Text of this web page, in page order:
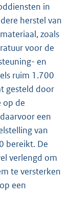
in
herstel van
zoals
voor de
en
ruim 1.700
gesteld door
op de
een
van
bereikt. De
verlengd om
te versterken
een